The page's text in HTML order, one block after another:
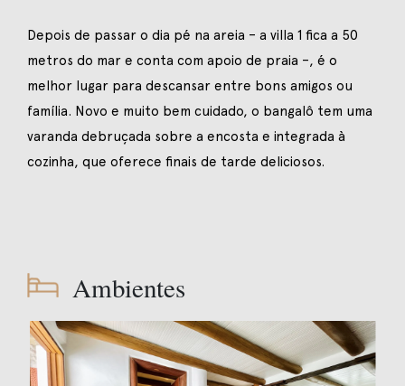
Depois de passar o dia pé na areia – a villa 1 fica a 50
metros do mar e conta com apoio de praia –, é o
melhor lugar para descansar entre bons amigos ou
família. Novo e muito bem cuidado, o bangalô tem uma
varanda debruçada sobre a encosta e integrada à
cozinha, que oferece finais de tarde deliciosos.
Ambientes